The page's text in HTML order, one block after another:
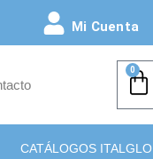
Mi Cuenta
0
CATÁLOGOS ITALGLO